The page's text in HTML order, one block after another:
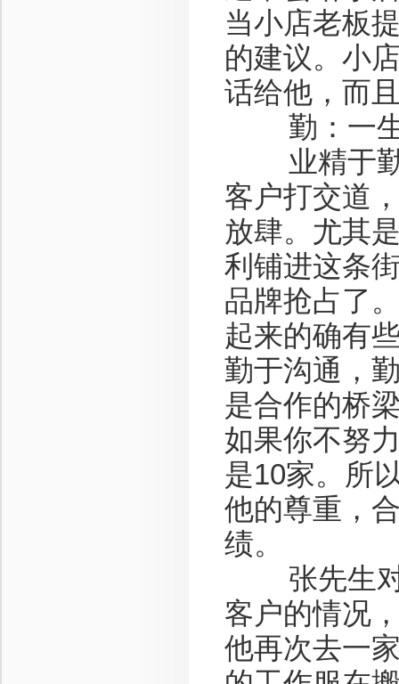
当小店老板
的建议。小
话给他，而
勤：一生
业精于勤
客户打交道
放肆。尤其
利铺进这条
品牌抢占了
起来的确有
勤于沟通，
是合作的桥
如果你不努
是10家。所
他的尊重，
绩。
张先生对
客户的情况
他再次去一